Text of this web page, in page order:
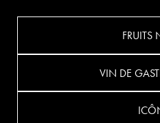
FRUITS
VIN DE